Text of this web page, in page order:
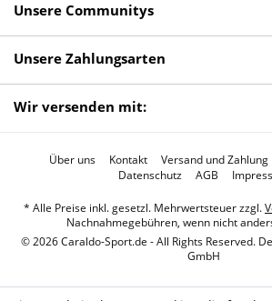
Unsere Communitys
Unsere Zahlungsarten
Wir versenden mit:
Über uns Kontakt Versand und Zahlung
Datenschutz
AGB
* Alle Preise inkl. gesetzl. Mehrwertsteuer zzgl.
Nachnahmegebühren, wenn nicht
© 2026 Caraldo-Sport.de - All Rights Reserved.
GmbH